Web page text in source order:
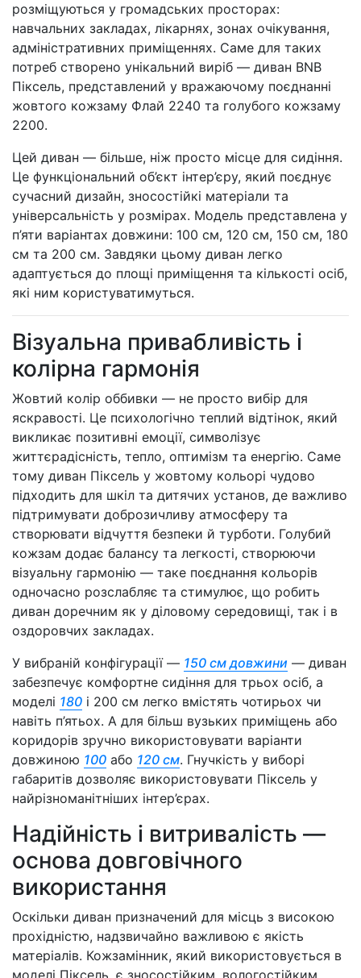
розміщуються у громадських просторах:
навчальних закладах, лікарнях, зонах очікування,
адміністративних приміщеннях. Саме для таких
потреб створено унікальний виріб — диван BNB
Піксель, представлений у вражаючому поєднанні
жовтого кожзаму Флай 2240 та голубого кожзаму
2200.
Цей диван — більше, ніж просто місце для сидіння.
Це функціональний об’єкт інтер’єру, який поєднує
сучасний дизайн, зносостійкі матеріали та
універсальність у розмірах. Модель представлена у
п’яти варіантах довжини: 100 см, 120 см, 150 см, 180
см та 200 см. Завдяки цьому диван легко
адаптується до площі приміщення та кількості осіб,
які ним користуватимуться.
Візуальна привабливість і
колірна гармонія
Жовтий колір оббивки — не просто вибір для
яскравості. Це психологічно теплий відтінок, який
викликає позитивні емоції, символізує
життєрадісність, тепло, оптимізм та енергію. Саме
тому диван Піксель у жовтому кольорі чудово
підходить для шкіл та дитячих установ, де важливо
підтримувати доброзичливу атмосферу та
створювати відчуття безпеки й турботи. Голубий
кожзам додає балансу та легкості, створюючи
візуальну гармонію — таке поєднання кольорів
одночасно розслабляє та стимулює, що робить
диван доречним як у діловому середовищі, так і в
оздоровчих закладах.
У вибраній конфігурації — 150 см довжини — диван
забезпечує комфортне сидіння для трьох осіб, а
моделі 180 і 200 см легко вмістять чотирьох чи
навіть п’ятьох. А для більш вузьких приміщень або
коридорів зручно використовувати варіанти
довжиною 100 або 120 см. Гнучкість у виборі
габаритів дозволяє використовувати Піксель у
найрізноманітніших інтер’єрах.
Надійність і витривалість —
основа довговічного
використання
Оскільки диван призначений для місць з високою
прохідністю, надзвичайно важливою є якість
матеріалів. Кожзамінник, який використовується в
моделі Піксель, є зносостійким, вологостійким,